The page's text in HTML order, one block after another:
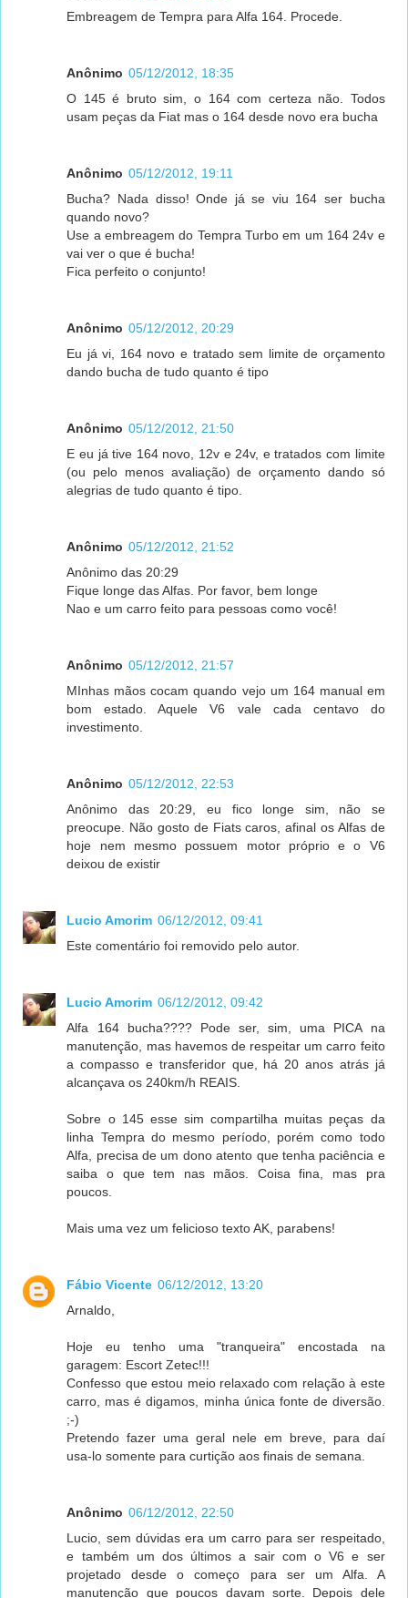
Embreagem de Tempra para Alfa 164. Procede.
Anônimo 05/12/2012, 18:35
O 145 é bruto sim, o 164 com certeza não. Todos
usam peças da Fiat mas o 164 desde novo era bucha
Anônimo 05/12/2012, 19:11
Bucha? Nada disso! Onde já se viu 164 ser bucha
quando novo?
Use a embreagem do Tempra Turbo em um 164 24v e
vai ver o que é bucha!
Fica perfeito o conjunto!
Anônimo 05/12/2012, 20:29
Eu já vi, 164 novo e tratado sem limite de orçamento
dando bucha de tudo quanto é tipo
Anônimo 05/12/2012, 21:50
E eu já tive 164 novo, 12v e 24v, e tratados com limite
(ou pelo menos avaliação) de orçamento dando só
alegrias de tudo quanto é tipo.
Anônimo 05/12/2012, 21:52
Anônimo das 20:29
Fique longe das Alfas. Por favor, bem longe
Nao e um carro feito para pessoas como você!
Anônimo 05/12/2012, 21:57
MInhas mãos cocam quando vejo um 164 manual em
bom estado. Aquele V6 vale cada centavo do
investimento.
Anônimo 05/12/2012, 22:53
Anônimo das 20:29, eu fico longe sim, não se
preocupe. Não gosto de Fiats caros, afinal os Alfas de
hoje nem mesmo possuem motor próprio e o V6
deixou de existir
Lucio Amorim 06/12/2012, 09:41
Este comentário foi removido pelo autor.
Lucio Amorim 06/12/2012, 09:42
Alfa 164 bucha???? Pode ser, sim, uma PICA na
manutenção, mas havemos de respeitar um carro feito
a compasso e transferidor que, há 20 anos atrás já
alcançava os 240km/h REAIS.
Sobre o 145 esse sim compartilha muitas peças da
linha Tempra do mesmo período, porém como todo
Alfa, precisa de um dono atento que tenha paciência e
saiba o que tem nas mãos. Coisa fina, mas pra
poucos.
Mais uma vez um felicioso texto AK, parabens!
Fábio Vicente 06/12/2012, 13:20
Arnaldo,
Hoje eu tenho uma "tranqueira" encostada na
garagem: Escort Zetec!!!
Confesso que estou meio relaxado com relação à este
carro, mas é digamos, minha única fonte de diversão.
;-)
Pretendo fazer uma geral nele em breve, para daí
usa-lo somente para curtição aos finais de semana.
Anônimo 06/12/2012, 22:50
Lucio, sem dúvidas era um carro para ser respeitado,
e também um dos últimos a sair com o V6 e ser
projetado desde o começo para ser um Alfa. A
manutenção que poucos davam sorte. Depois dele